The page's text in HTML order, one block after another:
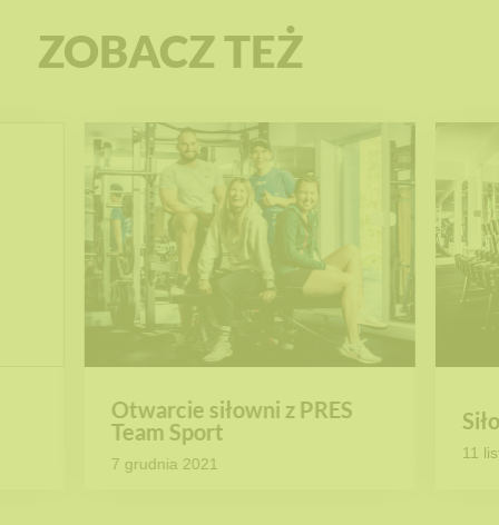
ZOBACZ TEŻ
Otwarcie siłowni z PRES
Team Sport
7 grudnia 2021
11